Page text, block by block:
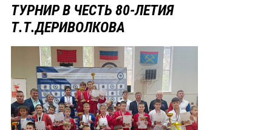
ТУРНИР В ЧЕСТЬ 80-ЛЕТИЯ
Т.Т.ДЕРИВОЛКОВА